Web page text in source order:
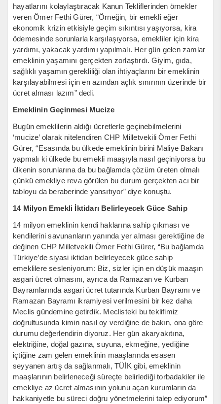
hayatlarını kolaylaştıracak Kanun Tekliflerinden örnekler
veren Ömer Fethi Gürer, “Örneğin, bir emekli eğer
ekonomik krizin etkisiyle geçim sıkıntısı yaşıyorsa, kira
ödemesinde sorunlarla karşılaşıyorsa, emekliler için kira
yardımı, yakacak yardımı yapılmalı. Her gün gelen zamlar
emeklinin yaşamını gerçekten zorlaştırdı. Giyim, gıda,
sağlıklı yaşamın gerekliliği olan ihtiyaçlarını bir emeklinin
karşılayabilmesi için en azından açlık sınırının üzerinde bir
ücret alması lazım” dedi.
Emeklinin Geçinmesi Mucize
Bugün emeklilerin aldığı ücretlerle geçinebilmelerini
‘mucize’ olarak nitelendiren CHP Milletvekili Ömer Fethi
Gürer, “Esasında bu ülkede emeklinin birini Maliye Bakanı
yapmalı ki ülkede bu emekli maaşıyla nasıl geçiniyorsa bu
ülkenin sorunlarına da bu bağlamda çözüm üreten olmalı
çünkü emekliye reva görülen bu durum gerçekten acı bir
tabloyu da beraberinde yansıtıyor” diye konuştu.
14 Milyon Emekli İktidarı Belirleyecek Güce Sahip
14 milyon emeklinin kendi haklarına sahip çıkması ve
kendilerini savunanların yanında yer alması gerektiğine de
değinen CHP Milletvekili Ömer Fethi Gürer, “Bu bağlamda
Türkiye’de siyasi iktidarı belirleyecek güce sahip
emeklilere sesleniyorum: Biz, sizler için en düşük maaşın
asgari ücret olmasını, ayrıca da Ramazan ve Kurban
Bayramlarında asgari ücret tutarında Kurban Bayramı ve
Ramazan Bayramı ikramiyesi verilmesini bir kez daha
Meclis gündemine getirdik. Meclisteki bu teklifimiz
doğrultusunda kimin nasıl oy verdiğine de bakın, ona göre
durumu değerlendirin diyoruz. Her gün akaryakıtına,
elektriğine, doğal gazına, suyuna, ekmeğine, yediğine
içtiğine zam gelen emeklinin maaşlarında esasen
seyyanen artış da sağlanmalı, TÜİK gibi, emeklinin
maaşlarının belirleneceği süreçte belirlediği torbadakiler ile
emekliye az ücret almasının yolunu açan kurumların da
hakkaniyetle bu süreci doğru yönetmelerini talep ediyorum”